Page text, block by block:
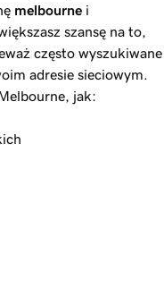
melbourne i
szansę na to,
często wyszukiwane
adresie sieciowym.
jak: